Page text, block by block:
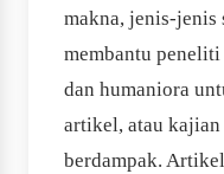
makna, jenis-jenis
membantu
dan humaniora
artikel, atau
berdampak.